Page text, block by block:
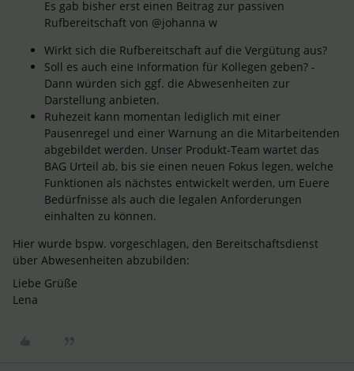
Es gab bisher erst einen Beitrag zur passiven
Rufbereitschaft von @johanna w
Wirkt sich die Rufbereitschaft auf die Vergütung aus?
Soll es auch eine Information für Kollegen geben? -
Dann würden sich ggf. die Abwesenheiten zur
Darstellung anbieten.
Ruhezeit kann momentan lediglich mit einer
Pausenregel und einer Warnung an die Mitarbeitenden
abgebildet werden. Unser Produkt-Team wartet das
BAG Urteil ab, bis sie einen neuen Fokus legen, welche
Funktionen als nächstes entwickelt werden, um Euere
Bedürfnisse als auch die legalen Anforderungen
einhalten zu können.
Hier wurde bspw. vorgeschlagen, den Bereitschaftsdienst
über Abwesenheiten abzubilden:
Liebe Grüße
Lena